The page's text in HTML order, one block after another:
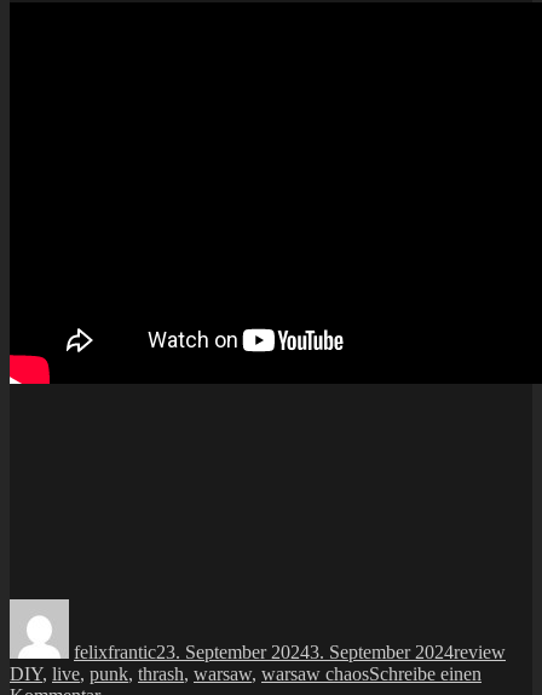
felixfrantic23. September 20243. September 2024review
DIY, live, punk, thrash, warsaw, warsaw chaosSchreibe einen